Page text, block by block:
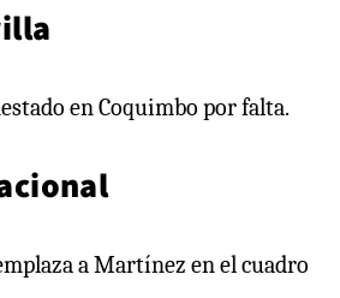
en Coquimbo por falta.